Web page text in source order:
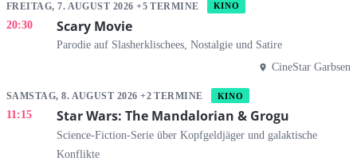
FREITAG, 7. AUGUST 2026 +5 TERMINE KINO
20:30 Scary Movie
Parodie auf Slasherklischees, Nostalgie und Satire
CineStar Garbsen
SAMSTAG, 8. AUGUST 2026 +2 TERMINE KINO
11:15 Star Wars: The Mandalorian & Grogu
Science-Fiction-Serie über Kopfgeldjäger und galaktische
Konflikte